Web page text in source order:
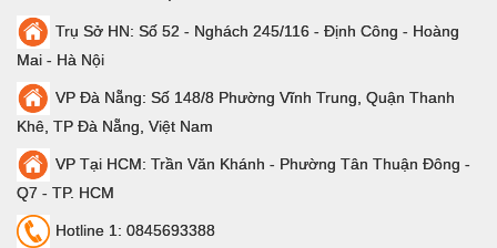
Trụ Sở HN: Số 52 - Nghách 245/116 - Định Công - Hoàng
Mai - Hà Nội
VP Đà Nẵng: Số 148/8 Phường Vĩnh Trung, Quận Thanh
Khê, TP Đà Nẵng, Việt Nam
VP Tại HCM: Trần Văn Khánh - Phường Tân Thuận Đông -
Q7 - TP. HCM
Hotline 1: 0845693388